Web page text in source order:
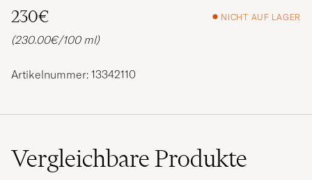
230€
NICHT AUF LAGER
(230.00€/100 ml)
Artikelnummer: 13342110
VergleichbareProdukte